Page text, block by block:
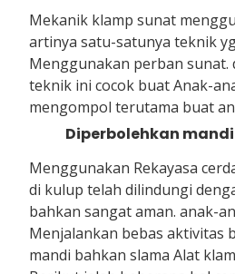
Mekanik klamp sunat
artinya satu-satunya teknik
Menggunakan perban sunat.
teknik ini cocok buat Anak-
mengompol terutama buat
Diperbolehkan mandi
Menggunakan Rekayasa
di kulup telah dilindungi
bahkan sangat aman. anak-
Menjalankan bebas aktivitas
mandi bahkan slama Alat